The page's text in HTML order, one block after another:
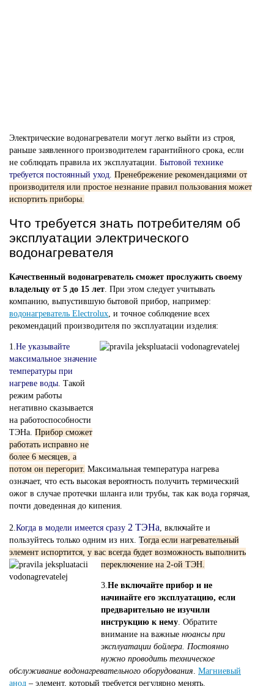
Электрические водонагреватели могут легко выйти из строя,
раньше заявленного производителем гарантийного срока, если
не соблюдать правила их эксплуатации. Бытовой технике
требуется постоянный уход. Пренебрежение рекомендациями от
производителя или простое незнание правил пользования может
испортить приборы.
Что требуется знать потребителям об
эксплуатации электрического
водонагревателя
Качественный водонагреватель сможет прослужить своему
владельцу от 5 до 15 лет . При этом следует учитывать
компанию, выпустившую бытовой прибор, например:
водонагреватель Electrolux , и точное соблюдение всех
рекомендаций производителя по эксплуатации изделия:
1. Не указывайте
максимальное значение
температуры при
нагреве воды . Такой
режим работы
негативно сказывается
на работоспособности
ТЭНа. Прибор сможет
работать исправно не
более 6 месяцев, а
потом он перегорит. Максимальная температура нагрева
означает, что есть высокая вероятность получить термический
ожог в случае протечки шланга или трубы, так как вода горячая,
почти доведенная до кипения.
2. Когда в модели имеется сразу 2 ТЭНа , включайте и
пользуйтесь только одним из них. Тогда если нагревательный
элемент испортится, у вас всегда будет возможность выполнить
переключение на 2-ой ТЭН.
3. Не включайте прибор и не
начинайте его эксплуатацию, если
предварительно не изучили
инструкцию к нему . Обратите
внимание на важные нюансы при
эксплуатации бойлера. Постоянно
нужно проводить техническое
обслуживание водонагревательного оборудования Магниевый
анод – элемент, который требуется регулярно менять.